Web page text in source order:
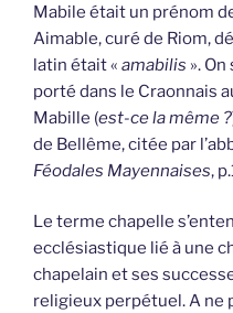
Mabile était un prénom
Aimable, curé de Riom,
latin était « amabilis ».
porté dans le Craonnais
Mabille (est-ce la même ?
de Bellême, citée par
Féodales Mayennaises,
Le terme chapelle
ecclésiastique lié à une
chapelain et ses
religieux perpétuel. A ne